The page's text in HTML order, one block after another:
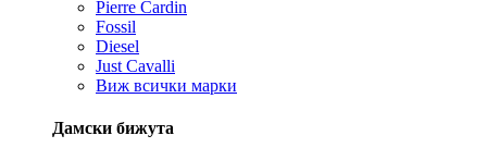
Pierre Cardin
Fossil
Diesel
Just Cavalli
Виж всички марки
Дамски бижута